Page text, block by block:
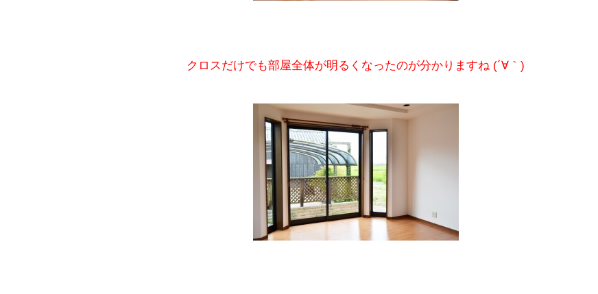
クロスだけでも部屋全体が明るくなったのが分かりますね (´∀｀)